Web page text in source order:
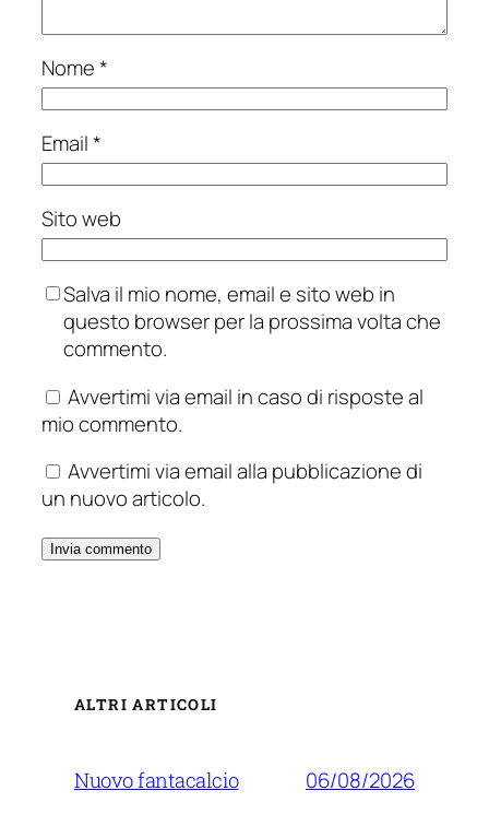
Nome*
Email*
Sito web
Salva il mio nome, email e sito web in
questo browser per la prossima volta che
commento.
Avvertimi via email in caso di risposte al
mio commento.
Avvertimi via email alla pubblicazione di
un nuovo articolo.
ALTRI ARTICOLI
Nuovo fantacalcio 06/08/2026